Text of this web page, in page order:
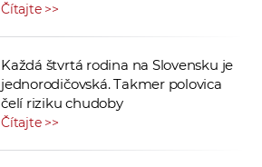
Čítajte >>
Každá štvrtá rodina na Slovensku je
jednorodičovská. Takmer polovica
čelí riziku chudoby
Čítajte >>